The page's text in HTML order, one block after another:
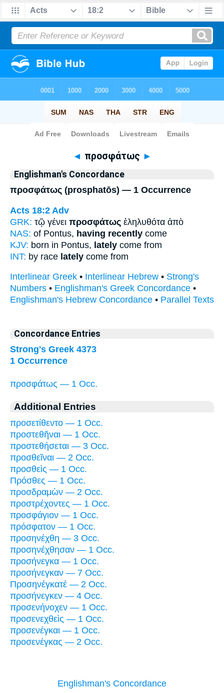
Bible>Strong's > Greek
◄ προσφάτως ►
Englishman's Concordance
προσφάτως (prosphatōs) — 1 Occurrence
Acts 18:2 Adv
GRK: τῷ γένει προσφάτως ἐληλυθότα ἀπὸ
NAS: of Pontus, having recently come
KJV: born in Pontus, lately come from
INT: by race lately come from
Interlinear Greek • Interlinear Hebrew • Strong's
Numbers • Englishman's Greek Concordance •
Englishman's Hebrew Concordance • Parallel Texts
Concordance Entries
Strong's Greek 4373
1 Occurrence
προσφάτως — 1 Occ.
Additional Entries
προσετίθεντο — 1 Occ.
προστεθῆναι — 1 Occ.
προστεθήσεται — 3 Occ.
προσθεῖναι — 2 Occ.
προσθεὶς — 1 Occ.
Πρόσθες — 1 Occ.
προσδραμὼν — 2 Occ.
προστρέχοντες — 1 Occ.
προσφάγιον — 1 Occ.
πρόσφατον — 1 Occ.
προσηνέχθη — 3 Occ.
προσηνέχθησαν — 1 Occ.
προσήνεγκα — 1 Occ.
προσήνεγκαν — 7 Occ.
Προσηνέγκατέ — 2 Occ.
προσήνεγκεν — 4 Occ.
προσενήνοχεν — 1 Occ.
προσενεχθεὶς — 1 Occ.
προσενέγκαι — 1 Occ.
προσενέγκας — 2 Occ.
Englishman's Concordance